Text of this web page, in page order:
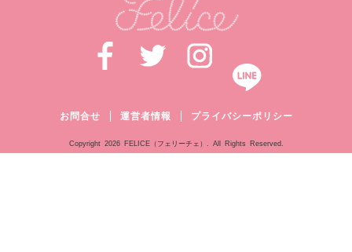
お問合せ 運営者情報 プライバシーポリシー
Copyright 2026 FELICE（フェリーチェ）. All Rights Reserved.